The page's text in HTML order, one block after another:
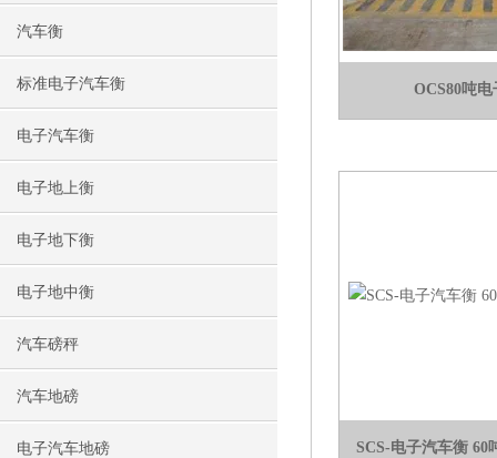
汽车衡
标准电子汽车衡
电子汽车衡
电子地上衡
电子地下衡
电子地中衡
汽车磅秤
汽车地磅
电子汽车地磅
OCS80吨
SCS-电子汽车衡 60